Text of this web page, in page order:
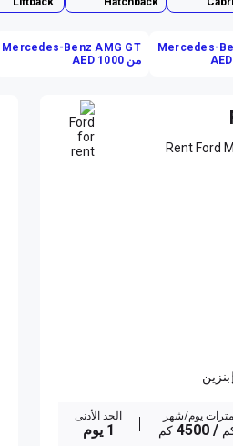
Mercedes-
Mercedes-Benz AMG GT
من AED 1000
بنزين
يوم/شهر
/ 4500 كم
الحد الأدنى
1 يوم